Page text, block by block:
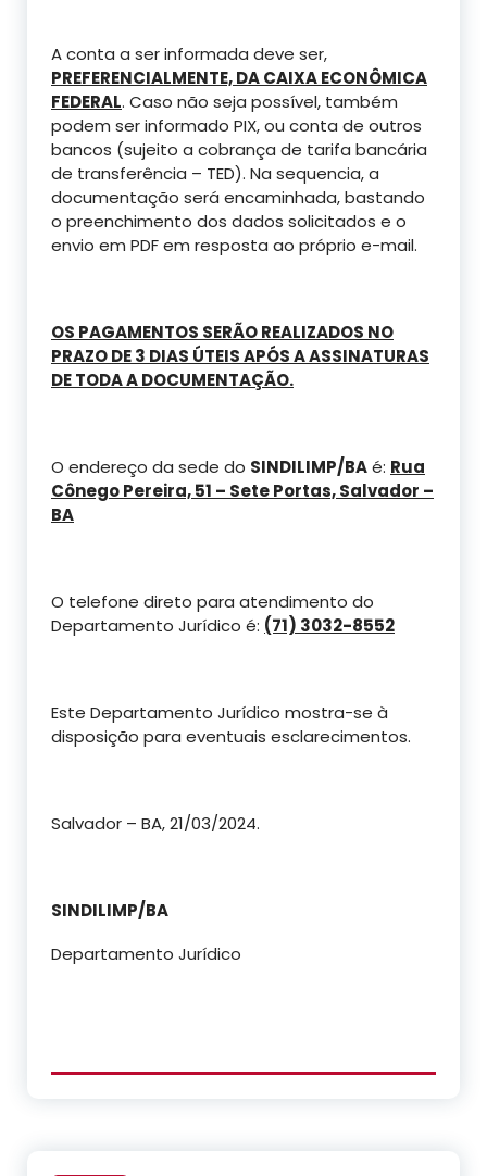
A conta a ser informada deve ser,
PREFERENCIALMENTE, DA CAIXA ECONÔMICA
FEDERAL. Caso não seja possível, também
podem ser informado PIX, ou conta de outros
bancos (sujeito a cobrança de tarifa bancária
de transferência – TED). Na sequencia, a
documentação será encaminhada, bastando
o preenchimento dos dados solicitados e o
envio em PDF em resposta ao próprio e-mail.
OS PAGAMENTOS SERÃO REALIZADOS NO
PRAZO DE 3 DIAS ÚTEIS APÓS A ASSINATURAS
DE TODA A DOCUMENTAÇÃO.
O endereço da sede do SINDILIMP/BAé: Rua
Cônego Pereira, 51 – Sete Portas, Salvador –
BA
O telefone direto para atendimento do
Departamento Jurídico é: (71) 3032-8552
Este Departamento Jurídico mostra-se à
disposição para eventuais esclarecimentos.
Salvador – BA, 21/03/2024.
SINDILIMP/BA
Departamento Jurídico